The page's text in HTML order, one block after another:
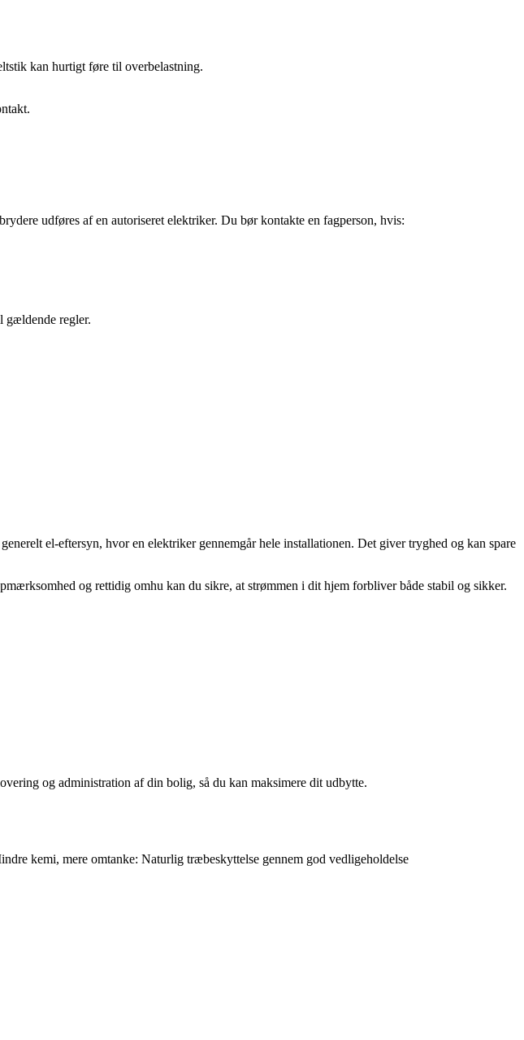
kan hurtigt føre til overbelastning.
udføres af en autoriseret elektriker. Du bør kontakte en fagperson, hvis:
gældende regler.
el-eftersyn, hvor en elektriker gennemgår hele installationen. Det giver tryghed og kan spare
og rettidig omhu kan du sikre, at strømmen i dit hjem forbliver både stabil og sikker.
og administration af din bolig, så du kan maksimere dit udbytte.
kemi, mere omtanke: Naturlig træbeskyttelse gennem god vedligeholdelse